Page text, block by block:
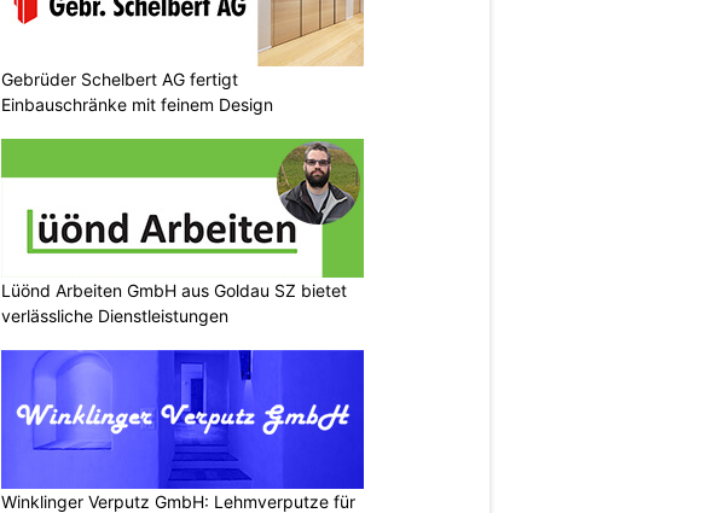
Gebrüder Schelbert AG fertigt
Einbauschränke mit feinem Design
Lüönd Arbeiten GmbH aus Goldau SZ bietet
verlässliche Dienstleistungen
Winklinger Verputz GmbH: Lehmverputze für